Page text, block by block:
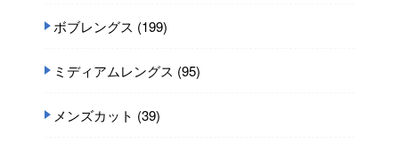
ボブレングス (199)
ミディアムレングス (95)
メンズカット (39)